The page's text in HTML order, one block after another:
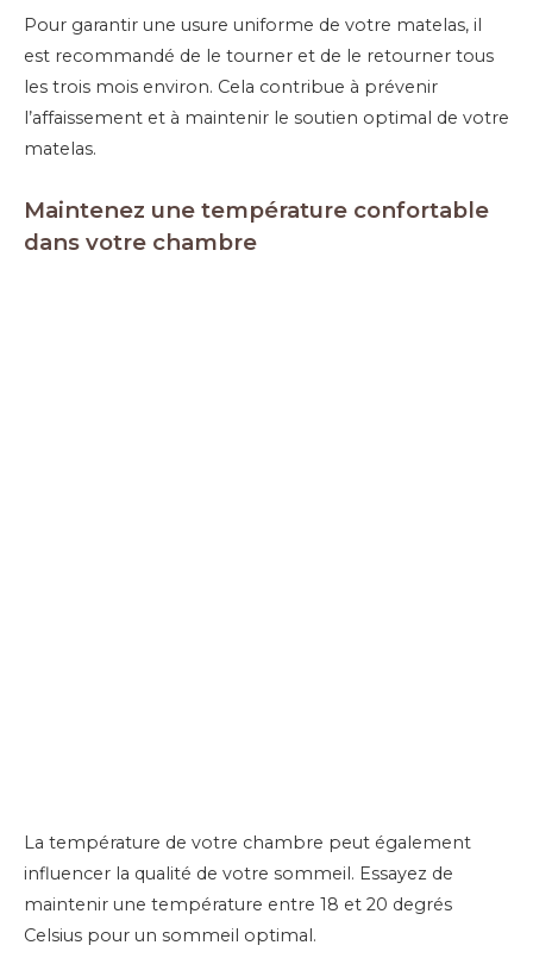
Pour garantir une usure uniforme de votre matelas, il
est recommandé de le tourner et de le retourner tous
les trois mois environ. Cela contribue à prévenir
l’affaissement et à maintenir le soutien optimal de votre
matelas.
Maintenez une température confortable
dans votre chambre
La température de votre chambre peut également
influencer la qualité de votre sommeil. Essayez de
maintenir une température entre 18 et 20 degrés
Celsius pour un sommeil optimal.